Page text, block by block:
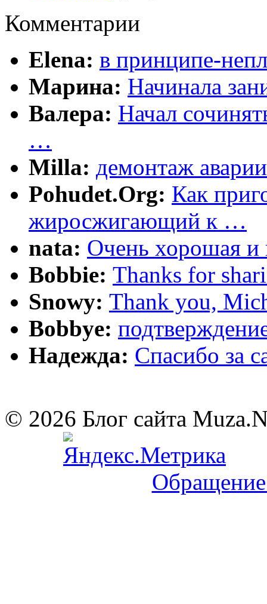
Комментарии
Elena: в принципе-
Марина: Начинала
Валера: Начал
…
Milla: демонтаж
Pohudet.Org: Как
жиросжигающий к …
nata: Очень хорошая и
Bobbie: Thanks for
Snowy: Thank you,
Bobbye:
Надежда: Cпасибо за
© 2026 Блог сайта
Обращение